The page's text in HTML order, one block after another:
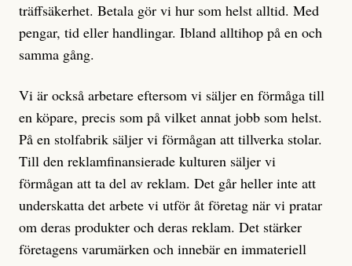
träffsäkerhet. Betala gör vi hur som helst alltid. Med
pengar, tid eller handlingar. Ibland alltihop på en och
samma gång.
Vi är också arbetare eftersom vi säljer en förmåga till
en köpare, precis som på vilket annat jobb som helst.
På en stolfabrik säljer vi förmågan att tillverka stolar.
Till den reklamfinansierade kulturen säljer vi
förmågan att ta del av rek­lam. Det går heller inte att
underskatta det arbete vi utför åt företag när vi pratar
om deras produkter och deras reklam. Det stärker
företagens varumärken och innebär en immateriell